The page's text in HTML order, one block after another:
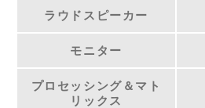
ラウドスピーカー
モニター
プロセッシング＆マト
リックス